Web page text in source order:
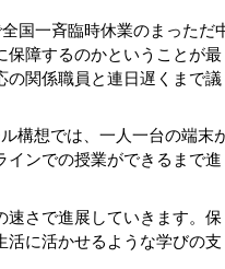
国一斉臨時休業のまっただ
保障するのかということが最
の関係職員と連日遅くまで議
構想では、一人一台の端末
インでの授業ができるまで進
さで進展していきます。保
活に活かせるような学びの支